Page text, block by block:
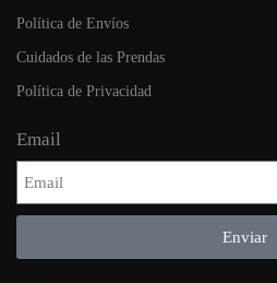
Política de Envíos
Cuidados de las Prendas
Política de Privacidad
Email
Enviar